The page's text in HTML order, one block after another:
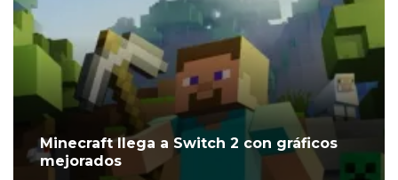
Minecraft llega a Switch 2 con gráficos
mejorados